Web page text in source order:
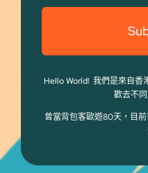
Hello World! 我們是來自香
歡去不
曾當背包客歐遊80天，目